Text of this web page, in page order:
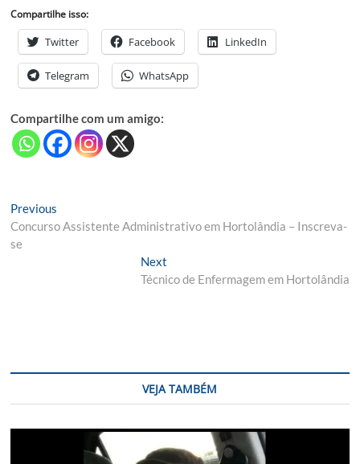
Compartilhe isso:
Twitter Facebook LinkedIn
Telegram WhatsApp
Compartilhe com um amigo:
Navegação
de
Previous
post:
Concurso Assistente Administrativo em Hortolândia – Inscreva-
se
NextNext
post:
Técnico de Enfermagem em Hortolândia
VEJA TAMBÉM